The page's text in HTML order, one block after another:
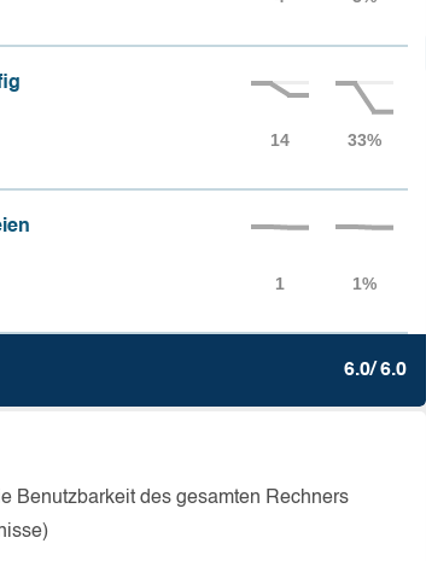
6.0/ 6.0
Benutzbarkeit des gesamten Rechners